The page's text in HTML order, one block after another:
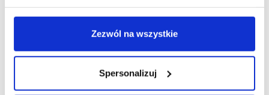
Zezwól na wszystkie
Spersonalizuj